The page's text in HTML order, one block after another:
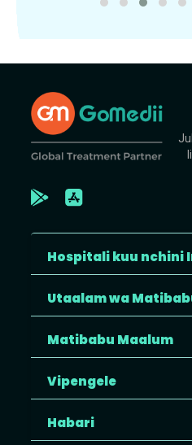
Hospitali kuu nchini
Utaalam wa
Matibabu Maalum
Vipengele
Habari